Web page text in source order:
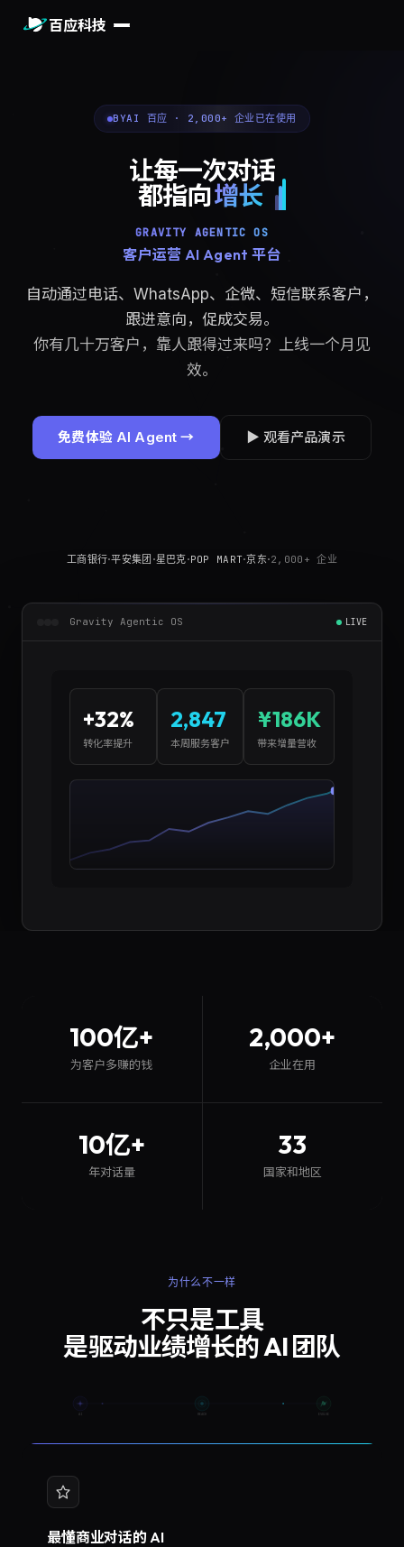
百应科技
BYAI 百应 · 2,000+ 企业已在使用
让每一次对话
都指向增长
GRAVITY AGENTIC OS
客户运营 AI Agent 平台
自动通过电话、WhatsApp、企微、短信联系客户，
跟进意向，促成交易。
你有几十万客户，靠人跟得过来吗？上线一个月见
效。
免费体验 AI Agent → ▶ 观看产品演示
工商银行·平安集团 ·星巴克·POP MART·京东·2,000+ 企业
Gravity Agentic OS LIVE
+32%
转化率提升
2,847
本周服务客户
¥186K
带来增量营收
100亿+
为客户多赚的钱
2,000+
企业在用
10亿+
年对话量
33
国家和地区
为什么不一样
不只是工具
是驱动业绩增长的 AI 团队
AI REACH EVOLVE
最懂商业对话的 AI